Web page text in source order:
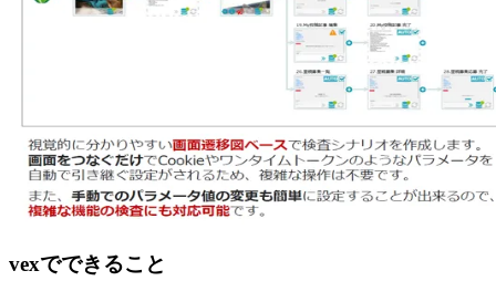
vexでできること